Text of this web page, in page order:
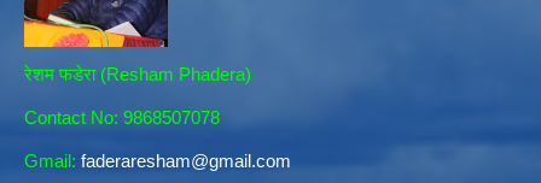
रेशम फडेरा (Resham Phadera)
Contact No: 9868507078
Gmail: faderaresham@gmail.com